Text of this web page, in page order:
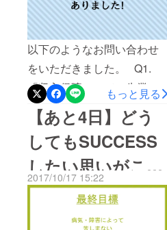
以下のようなお問い合わせ
をいただきました。 Q1.
「収入保障」って、失業保
険や生活保護を含めたこと?
A1.そういう公的支援が受け
られない方を対象に考えて
います。ただし、傷病手当
金を受けられても収入が低
下してしまう方も含めま
す。あくまでも「突然の病
もっと見る
【あと4日】どう
してもSUCCESS
したい思いがここ
にある!
2017/10/17 15:22